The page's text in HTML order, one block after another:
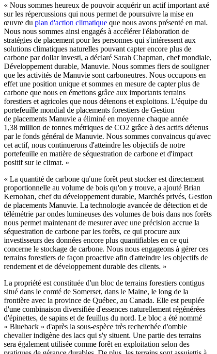
« Nous sommes heureux de pouvoir acquérir un actif important axé
sur les répercussions qui nous permet de poursuivre la mise en
œuvre du plan d'action climatique que nous avons présenté en mai.
Nous nous sommes ainsi engagés à accélérer l'élaboration de
stratégies de placement pour les personnes qui s'intéressent aux
solutions climatiques naturelles pouvant capter encore plus de
carbone par dollar investi, a déclaré Sarah Chapman, chef mondiale,
Développement durable, Manuvie. Nous sommes fiers de souligner
que les activités de Manuvie sont carboneutres. Nous occupons en
effet une position unique et sommes en mesure de capter plus de
carbone que nous en émettons grâce aux importants terrains
forestiers et agricoles que nous détenons et exploitons. L'équipe du
portefeuille mondial de placements forestiers de Gestion
de placements Manuvie a éliminé en moyenne chaque année
1,38 million de tonnes métriques de CO2 grâce à des actifs détenus
par le fonds général de Manuvie. Nous sommes convaincus qu'avec
cet actif, nous continuerons d'atteindre les objectifs de notre
portefeuille en matière de séquestration de carbone et d'impact
positif sur le climat. »
« La quantité de carbone qu'une forêt peut stocker est directement
proportionnelle au volume de bois qu'on y trouve, a ajouté Brian
Kernohan, chef du développement durable, Marchés privés, Gestion
de placements Manuvie. La technologie avancée de détection et de
télémétrie par ondes lumineuses des volumes de bois dans nos forêts
nous permet maintenant de mesurer avec une précision accrue la
séquestration de carbone par les forêts, ce qui procure aux
investisseurs des données encore plus quantifiables en ce qui
concerne le stockage de carbone. Nous nous engageons à gérer ces
terrains forestiers de façon proactive afin d'atteindre les objectifs de
rendement et de développement durable des clients. »
La propriété est constituée d'un bloc de terrains forestiers contigus
situé dans le comté de Somerset, dans le Maine, le long de la
frontière avec la province de Québec, au Canada. Elle est peuplée
d'une combinaison diversifiée d'essences naturellement régénérées
d'épinettes, de sapins et de feuillus du nord. Le bloc a été nommé
« Blueback » d'après la sous-espèce très recherchée d'omble
chevalier indigène des lacs qui s'y situent. Une partie des terrains
sera également utilisée comme forêt en exploitation selon des